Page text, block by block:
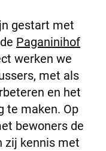
gestart met
Paganinihof
werken we
met als
en het
te maken. Op
bewoners de
zij kennis met